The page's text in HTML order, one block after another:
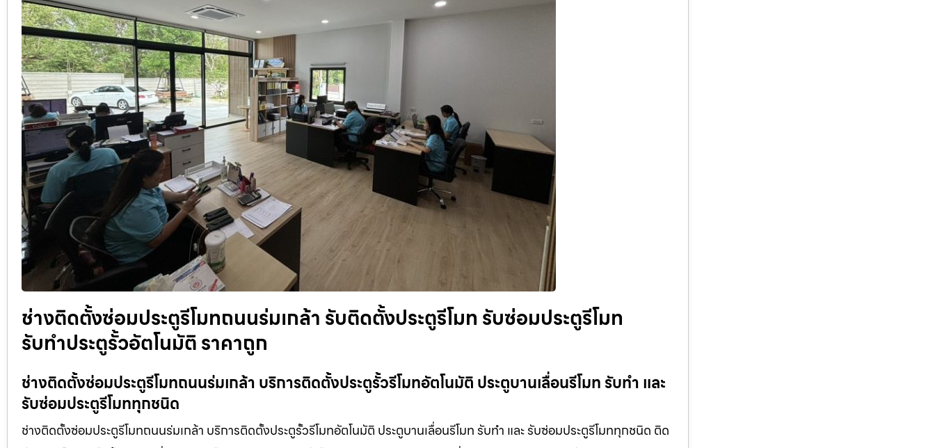
ช่างติดตั้งซ่อมประตูรีโมทถนนร่มเกล้า รับติดตั้งประตูรีโมท รับซ่อมประตูรีโมท
รับทำประตูรั้วอัตโนมัติ ราคาถูก
ช่างติดตั้งซ่อมประตูรีโมทถนนร่มเกล้า บริการติดตั้งประตูรั้วรีโมทอัตโนมัติ ประตูบานเลื่อนรีโมท รับทำ และ
รับซ่อมประตูรีโมททุกชนิด
ช่างติดตั้งซ่อมประตูรีโมทถนนร่มเกล้า บริการติดตั้งประตูรั้วรีโมทอัตโนมัติ ประตูบานเลื่อนรีโมท รับทำ และ รับซ่อมประตูรีโมททุกชนิด ติด